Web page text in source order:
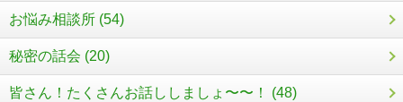
お悩み相談所 (54)
秘密の話会 (20)
皆さん！たくさんお話ししましょ〜〜！ (48)